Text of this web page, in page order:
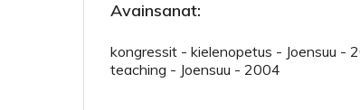
Avainsanat:
kongressit - kielenopetus - Joensuu -
teaching - Joensuu - 2004